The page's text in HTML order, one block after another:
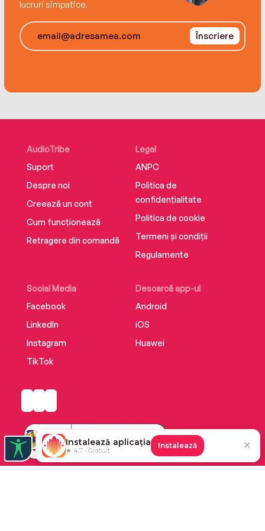
lucruri simpatice.
Înscriere
AudioTribe
Suport
Despre noi
Creează un cont
Cum funcționează
Retragere din comandă
Social Media
Facebook
LinkedIn
Instagram
TikTok
Descarcă app-ul
Android
iOS
Huawei
Legal
ANPC
Politica de
confidențialitate
Politica de cookie
Termeni și condiții
Regulamente
Instalează aplicația
★ 4.7 · Gratuit
Instalează ✕